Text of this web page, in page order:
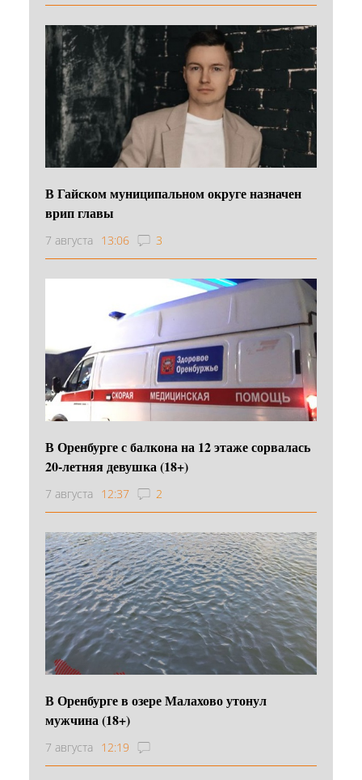
В Гайском муниципальном округе назначен
врип главы
7 августа 13:06 3
В Оренбурге с балкона на 12 этаже сорвалась
20-летняя девушка (18+)
7 августа 12:37 2
В Оренбурге в озере Малахово утонул
мужчина (18+)
7 августа 12:19